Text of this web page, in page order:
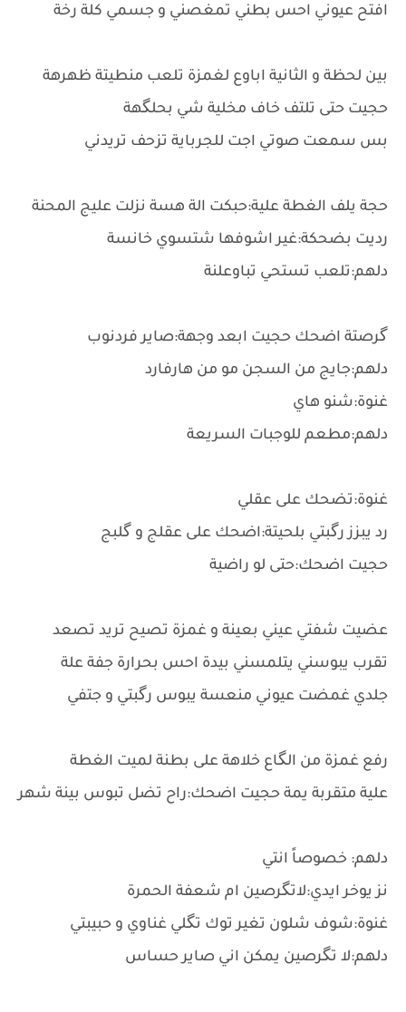
افتح عيوني احس بطني تمغصني و جسمي كلة رخة
بين لحظة و الثانية اباوع لغمزة تلعب منطيتة ظهرهة
حجيت حتى تلتف خاف مخلية شي بحلگهة
بس سمعت صوتي اجت للجرباية تزحف تريدني
حجة يلف الغطة علية:حبكت الة هسة نزلت عليج المحنة
رديت بضحكة:غير اشوفها شتسوي خانسة
دلهم:تلعب تستحي تباوعلنة
گرصتة اضحك حجيت ابعد وجهة:صاير فردنوب
دلهم:جايج من السجن مو من هارفارد
غنوة:شنو هاي
دلهم:مطعم للوجبات السريعة
غنوة:تضحك على عقلي
رد يبزز رگبتي بلحيتة:اضحك على عقلج و گلبج
حجيت اضحك:حتى لو راضية
عضيت شفتي عيني بعينة و غمزة تصيح تريد تصعد
تقرب يبوسني يتلمسني بيدة احس بحرارة جفة علة
جلدي غمضت عيوني منعسة يبوس رگبتي و جتفي
رفع غمزة من الگاع خلاهة على بطنة لميت الغطة
علية متقربة يمة حجيت اضحك:راح تضل تبوس بينة شهر
دلهم: خصوصاً انتي
نز يوخر ايدي:لاتگرصين ام شعفة الحمرة
غنوة:شوف شلون تغير توك تگلي غناوي و حبيبتي
دلهم:لا تگرصين يمكن اني صاير حساس